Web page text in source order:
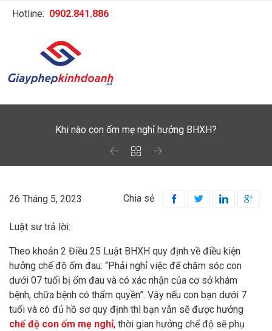
Hotline: 0902.841.886
Khi nào con ốm mẹ nghỉ hưởng BHXH?
  
26 Tháng 5, 2023 Chia sẻ    
Luật sư trả lời:
Theo khoản 2 Điều 25 Luật BHXH quy định về điều kiện
hưởng chế độ ốm đau: “Phải nghỉ việc để chăm sóc con
dưới 07 tuổi bị ốm đau và có xác nhận của cơ sở khám
bệnh, chữa bệnh có thẩm quyền”. Vậy nếu con bạn dưới 7
tuổi và có đủ hồ sơ quy định thì bạn vẫn sẽ được hưởng
chế độ con ốm mẹ nghỉ, thời gian hưởng chế độ sẽ phụ